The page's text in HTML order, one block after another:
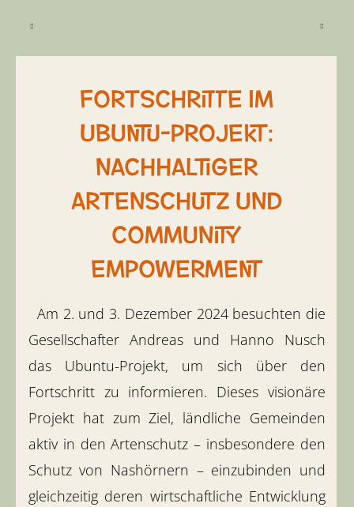
Fortschritte im
Ubuntu-Projekt:
Nachhaltiger
Artenschutz und
Community
Empowerment
Am 2. und 3. Dezember 2024 besuchten die
Gesellschafter Andreas und Hanno Nusch
das Ubuntu-Projekt, um sich über den
Fortschritt zu informieren. Dieses visionäre
Projekt hat zum Ziel, ländliche Gemeinden
aktiv in den Artenschutz – insbesondere den
Schutz von Nashörnern – einzubinden und
gleichzeitig deren wirtschaftliche Entwicklung